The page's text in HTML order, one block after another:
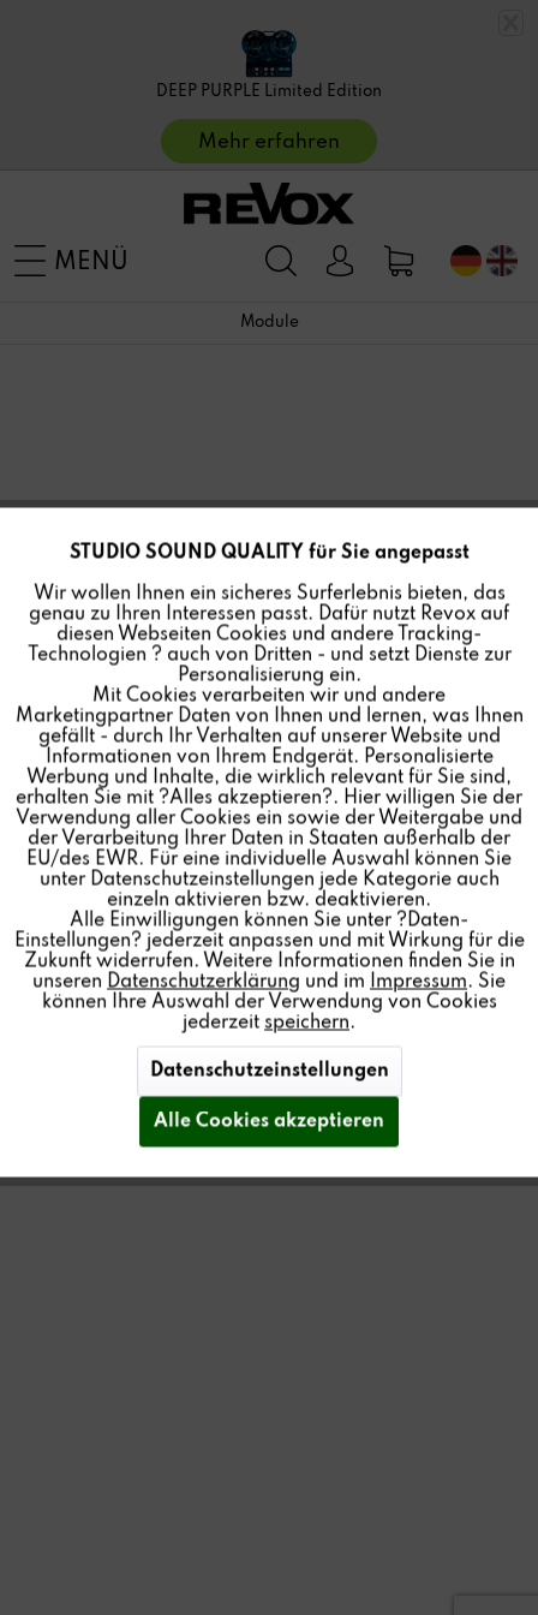
DEEP PURPLE Limited Edition
Mehr erfahren
MENÜ
Module
Funktionale Aktiv
Marketing Inaktiv
Tracking Inaktiv
Personalisierung Inaktiv
Service Inaktiv
STUDIO SOUND QUALITY für Sie angepasst
Wir wollen Ihnen ein sicheres Surferlebnis bieten, das
genau zu Ihren Interessen passt. Dafür nutzt Revox auf
diesen Webseiten Cookies und andere Tracking-
Technologien ? auch von Dritten - und setzt Dienste zur
Personalisierung ein.
Mit Cookies verarbeiten wir und andere
Marketingpartner Daten von Ihnen und lernen, was Ihnen
gefällt - durch Ihr Verhalten auf unserer Website und
Informationen von Ihrem Endgerät. Personalisierte
Werbung und Inhalte, die wirklich relevant für Sie sind,
erhalten Sie mit ?Alles akzeptieren?. Hier willigen Sie der
Verwendung aller Cookies ein sowie der Weitergabe und
der Verarbeitung Ihrer Daten in Staaten außerhalb der
EU/des EWR. Für eine individuelle Auswahl können Sie
unter Datenschutzeinstellungen jede Kategorie auch
einzeln aktivieren bzw. deaktivieren.
Alle Einwilligungen können Sie unter ?Daten-
Einstellungen? jederzeit anpassen und mit Wirkung für die
Zukunft widerrufen. Weitere Informationen finden Sie in
unseren Datenschutzerklärung und im Impressum. Sie
können Ihre Auswahl der Verwendung von Cookies
jederzeit speichern.
Datenschutzeinstellungen
Alle Cookies akzeptieren